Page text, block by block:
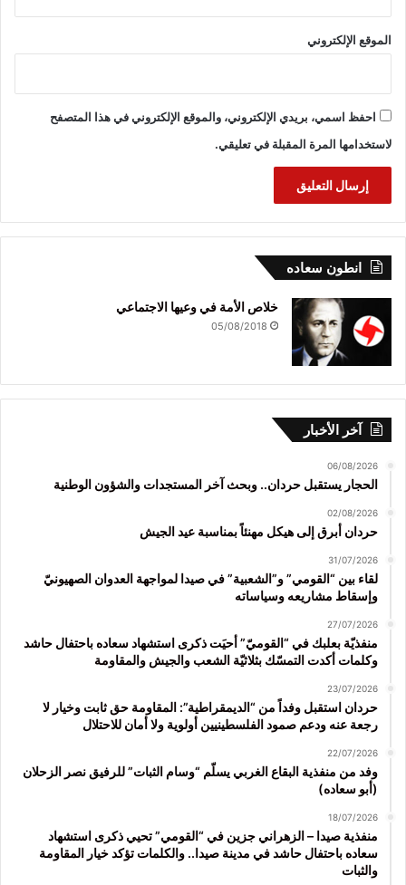
الموقع الإلكتروني
احفظ اسمي، بريدي الإلكتروني، والموقع الإلكتروني في هذا المتصفح
لاستخدامها المرة المقبلة في تعليقي.
انطون سعاده
خلاص الأمة في وعيها الاجتماعي
05/08/2018
آخر الأخبار
06/08/2026
الحجار يستقبل حردان.. وبحث آخر المستجدات والشؤون الوطنية
02/08/2026
حردان أبرق إلى هيكل مهنئاً بمناسبة عيد الجيش
31/07/2026
لقاء بين “القومي” و”الشعبية” في صيدا لمواجهة العدوان الصهيونيّ
وإسقاط مشاريعه وسياساته
27/07/2026
منفذيّة بعلبك في “القوميّ” أحيَت ذكرى استشهاد سعاده باحتفال حاشد
وكلمات أكدت التمسّك بثلاثيّة الشعب والجيش والمقاومة
23/07/2026
حردان استقبل وفداً من “الديمقراطية”: المقاومة حق ثابت وخيار لا
رجعة عنه ودعم صمود الفلسطينيين أولوية ولا أمان للاحتلال
22/07/2026
وفد من منفذية البقاع الغربي يسلّم “وسام الثبات” للرفيق نصر الزحلان
(أبو سعاده)
18/07/2026
منفذية صيدا – الزهراني جزين في “القومي” تحيي ذكرى استشهاد
سعاده باحتفال حاشد في مدينة صيدا.. والكلمات تؤكد خيار المقاومة
والثبات